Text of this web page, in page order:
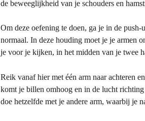
de beweeglijkheid van je schouders en
Om deze oefening te doen, ga je in de
normaal. In deze houding moet je je armen
je voor je kijken, in het midden van je twee
Reik vanaf hier met één arm naar achteren
komt je billen omhoog en in de lucht
doe hetzelfde met je andere arm, waarbij je